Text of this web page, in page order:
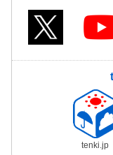
tenki.jp